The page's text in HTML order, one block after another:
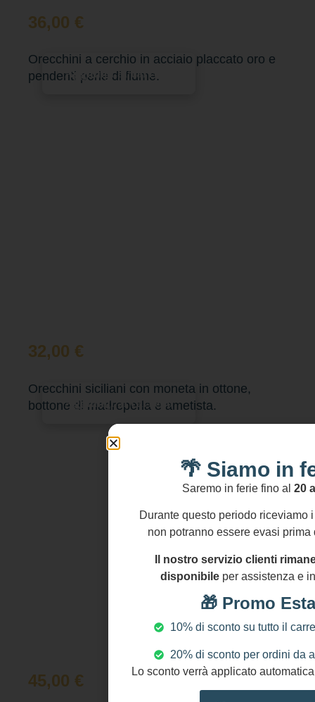
36,00 €
Orecchini a cerchio in acciaio placcato oro e
pendenti perle di fiume.
Aggiungi al carrello
32,00 €
Orecchini siciliani con moneta in ottone,
bottone di madreperla e ametista.
Aggiungi al carrello
45,00 €
🌴 Siamo in
Saremo in ferie fino al 20
Durante questo periodo riceviamo
non potranno essere evasi prima
Il nostro servizio clienti
disponibile per assistenza e
🎁 Promo
10% di sconto su tutto il
20% di sconto per ordini da
Lo sconto verrà applicato